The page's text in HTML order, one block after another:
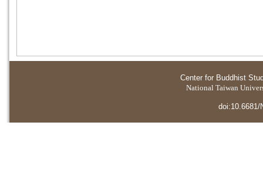
Center for Buddhist
National Taiwan
doi:10.6681/